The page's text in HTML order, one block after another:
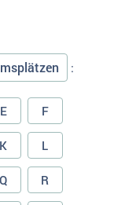
:
E F
K L
Q R